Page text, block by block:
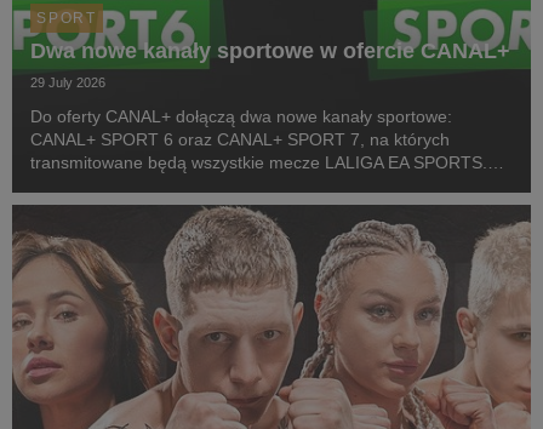
SPORT
Dwa nowe kanały sportowe w ofercie CANAL+
29 July 2026
Do oferty CANAL+ dołączą dwa nowe kanały sportowe:
CANAL+ SPORT 6 oraz CANAL+ SPORT 7, na których
transmitowane będą wszystkie mecze LALIGA EA SPORTS.
pierwszej kolejki sezonu 2026/27 ligi hiszpańskiej, po formaln...